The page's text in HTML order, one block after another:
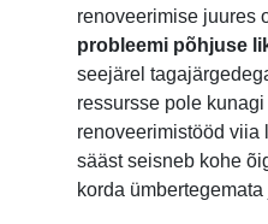
renoveerimise juures
probleemi põhjuse
seejärel
ressursse pole
renoveerimistööd viia
sääst seisneb kohe
korda